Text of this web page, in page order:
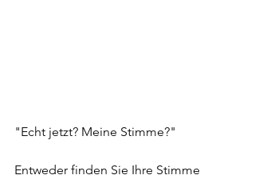
"Echt jetzt? Meine Stimme?"
Entweder finden Sie Ihre Stimme